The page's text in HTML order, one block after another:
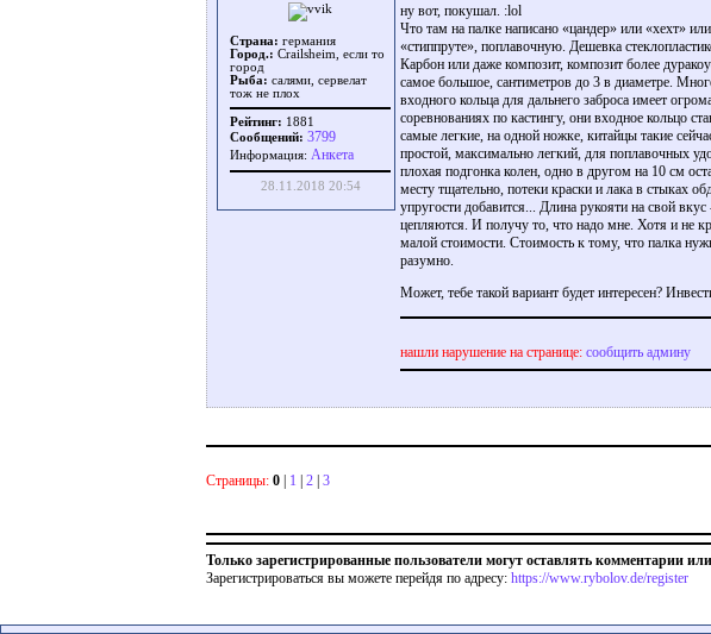
Страна: германия
Город.: Crailsheim, если то
город
Рыба: салями, сервелат
тож не плох
Рейтинг: 1881
Сообщений: 3799
Информация: Aнкета
28.11.2018 20:54
ну вот, покушал.
Что там на палке написано «цандер» или «хехт»
«стиппруте», поплавочную. Дешевка
Карбон или даже композит, композит более
самое большое, сантиметров до 3 в диаметре.
входного кольца для дальнего заброса имеет
соревнованиях по кастингу, они входное кольцо
самые легкие, на одной ножке, китайцы такие
простой, максимально легкий, для поплавочных
плохая подгонка колен, одно в другом на 10 см
месту тщательно, потеки краски и лака в стыках
упругости добавится... Длина рукояти на свой
цепляются. И получу то, что надо мне. Хотя и не
малой стоимости. Стоимость к тому, что палка
разумно.
Может, тебе такой вариант будет интересен?
нашли нарушение на странице: сообщить админу
Страницы: 0 | 1 | 2 | 3
Только зарегистрированные пользователи могут оставлять комментарии
Зарегистрироваться вы можете перейдя по адресу: https://www.rybolov.de/register